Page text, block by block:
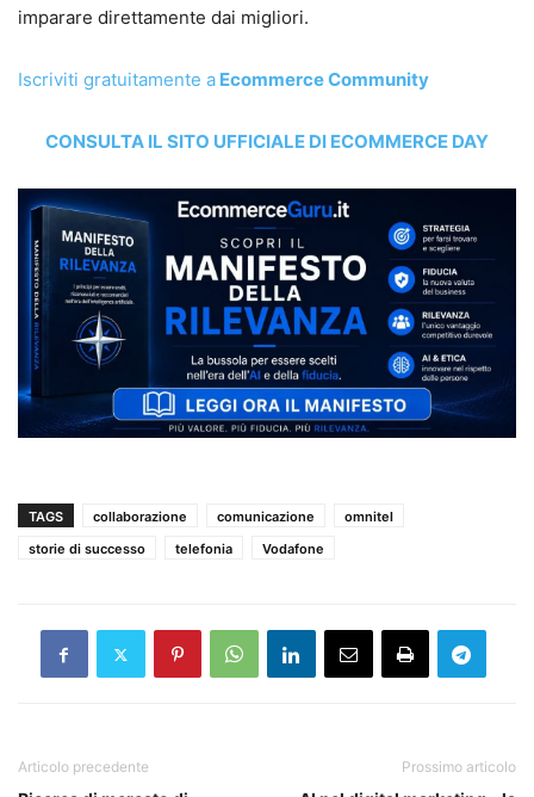
imparare direttamente dai migliori.
Iscriviti gratuitamente a Ecommerce Community
CONSULTA IL SITO UFFICIALE DI ECOMMERCE DAY
TAGS collaborazione comunicazione
omnitel
storie di successo
telefonia Vodafone
Articolo precedente Prossimo articolo